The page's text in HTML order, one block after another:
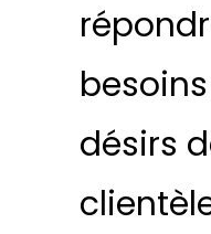
désirs